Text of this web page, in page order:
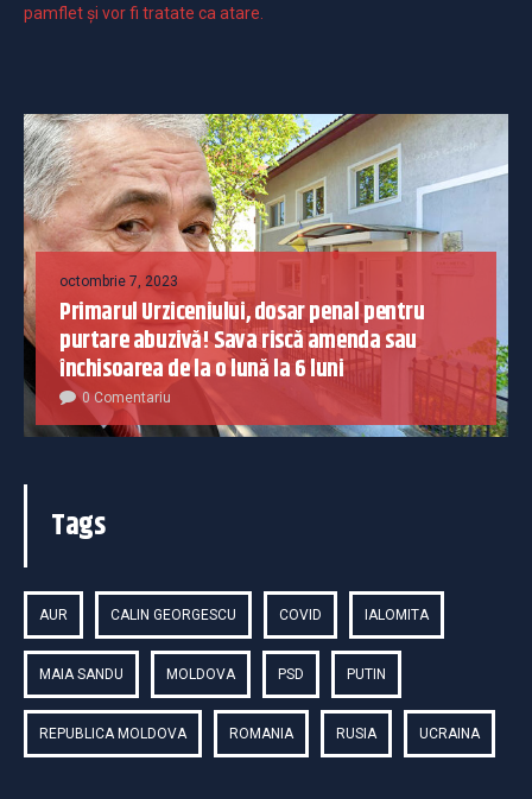
pamflet și vor fi tratate ca atare.
octombrie 7, 2023
Primarul Urziceniului, dosar penal pentru
purtare abuzivă! Sava riscă amenda sau
închisoarea de la o lună la 6 luni
0 Comentariu
Tags
AUR CALIN GEORGESCU COVID IALOMITA
MAIA SANDU MOLDOVA PSD PUTIN
REPUBLICA MOLDOVA ROMANIA RUSIA UCRAINA